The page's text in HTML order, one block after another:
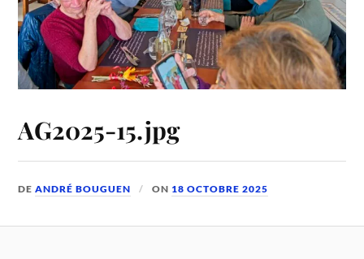
AG2025-15.jpg
DEANDRÉ BOUGUEN ON 18 OCTOBRE 2025